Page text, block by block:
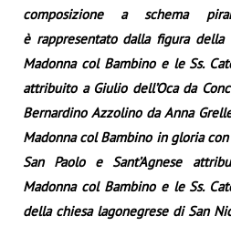
composizione a schema
è rappresentato dalla figura
Madonna col Bambino e le Ss.
attribuito a Giulio dell’Oca da
Bernardino Azzolino da Anna
Madonna col Bambino in gloria
San Paolo e Sant’Agnese
Madonna col Bambino e le Ss.
della chiesa lagonegrese di San